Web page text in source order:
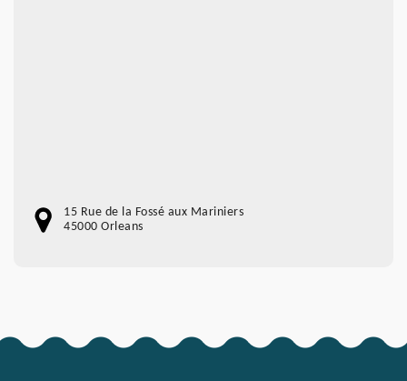
15 Rue de la Fossé aux Mariniers
45000 Orleans